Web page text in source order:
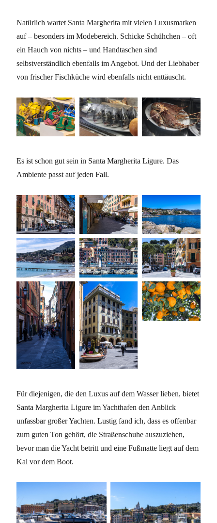
Natürlich wartet Santa Margherita mit vielen Luxusmarken
auf – besonders im Modebereich. Schicke Schühchen – oft
ein Hauch von nichts – und Handtaschen sind
selbstverständlich ebenfalls im Angebot. Und der Liebhaber
von frischer Fischküche wird ebenfalls nicht enttäuscht.
Es ist schon gut sein in Santa Margherita Ligure. Das
Ambiente passt auf jeden Fall.
Für diejenigen, die den Luxus auf dem Wasser lieben, bietet
Santa Margherita Ligure im Yachthafen den Anblick
unfassbar großer Yachten. Lustig fand ich, dass es offenbar
zum guten Ton gehört, die Straßenschuhe auszuziehen,
bevor man die Yacht betritt und eine Fußmatte liegt auf dem
Kai vor dem Boot.